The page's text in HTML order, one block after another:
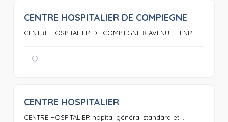
0
CENTRE HOSPITALIER DE COMPIEGNE
CENTRE HOSPITALIER DE COMPIEGNE 8 AVENUE HENRI ...
CENTRE HOSPITALIER
CENTRE HOSPITALIER hopital général standard et ...